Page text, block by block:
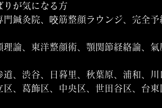
りが気になる方
鍼灸院、咬筋整顔ラウンジ、完全予
論、東洋整顔術、顎関節経絡論、氣
、渋谷、日暮里、秋葉原、浦和、川
、葛飾区、中央区、世田谷区、台東